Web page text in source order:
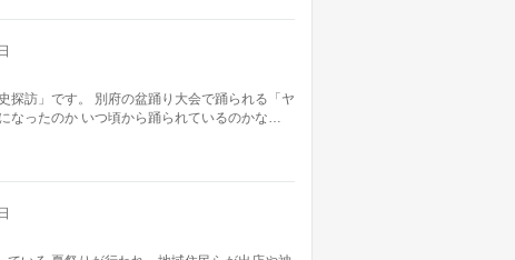
探訪」です。 別府の盆踊り大会で踊られる「ヤ
なったのか いつ頃から踊られているのかな…